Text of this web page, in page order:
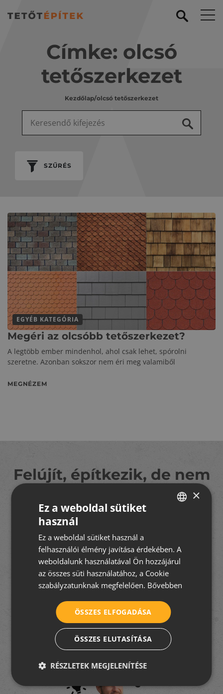
Címke: olcsó
tetőszerkezet
Kezdőlap/olcsó tetőszerkezet
SZŰRÉS
EGYÉB KATEGÓRIA
Megéri az olcsóbb tetőszerkezet?
A legtöbb ember mindenhol, ahol csak lehet, spórolni
szeretne. Azonban sokszor nem éri meg valamiből
MEGNÉZEM
Felújít, építkezik, de nem
tudja hogyan fogjon
hozzá?
rejtelmeiben! Iratkozzon fel5 részes tudástárunkra
hozzon jó döntést velünk!
Elfogadom azadatkezelési tájékoztatót
FELIRATKOZOM
SERBIAN
×
Ez a weboldal sütiket
használ
Ez a weboldal sütiket használ a
felhasználói élmény javítása érdekében. A
weboldalunk használatával Ön hozzájárul
az összes süti használatához, a Cookie
szabályzatunknak megfelelően. Bővebben
ÖSSZES ELFOGADÁSA
ÖSSZES ELUTASÍTÁSA
RÉSZLETEK MEGJELENÍTÉSE